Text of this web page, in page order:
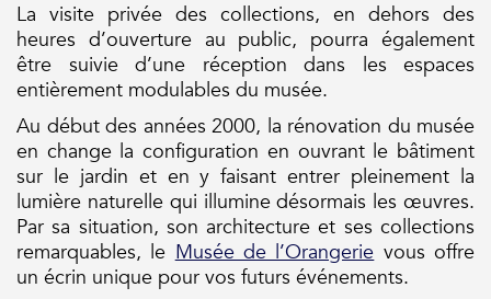
La visite privée des collections, en dehors des
heures d’ouverture au public, pourra également
être suivie d’une réception dans les espaces
entièrement modulables du musée.
Au début des années 2000, la rénovation du musée
en change la configuration en ouvrant le bâtiment
sur le jardin et en y faisant entrer pleinement la
lumière naturelle qui illumine désormais les œuvres.
Par sa situation, son architecture et ses collections
remarquables, leMusée de l’Orangerievous offre
un écrin unique pour vos futurs événements.